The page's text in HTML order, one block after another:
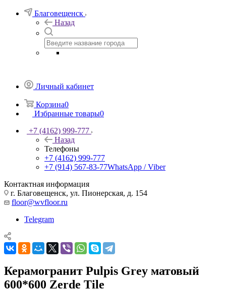
Благовещенск
Назад
Личный кабинет
Корзина0
Избранные товары0
+7 (4162) 999-777
Назад
Телефоны
+7 (4162) 999-777
+7 (914) 567-83-77WhatsApp / Viber
Контактная информация
г. Благовещенск, ул. Пионерская, д. 154
floor@wvfloor.ru
Telegram
Керамогранит Pulpis Grey матовый
600*600 Zerde Tile